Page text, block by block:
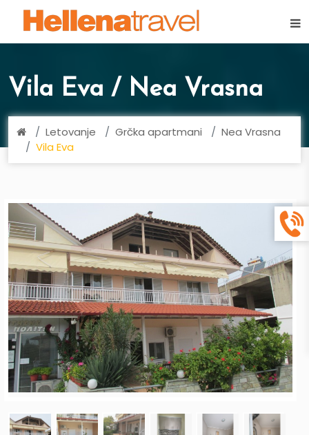
Vila Eva / Nea Vrasna
Letovanje Grčka apartmani
Nea Vrasna
Vila Eva